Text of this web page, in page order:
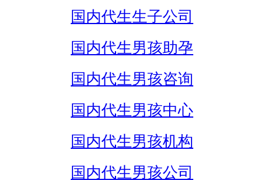
国内代生生子公司
国内代生男孩助孕
国内代生男孩咨询
国内代生男孩中心
国内代生男孩机构
国内代生男孩公司